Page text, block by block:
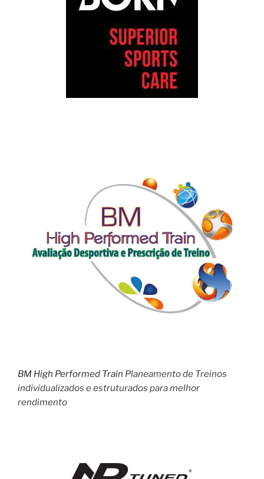
BM High Performed Train Planeamento de Treinos
individualizados e estruturados para melhor
rendimento